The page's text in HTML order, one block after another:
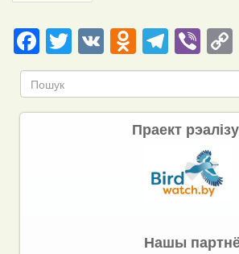
page
Facebook
Twitter
VK
Праект
Нашы